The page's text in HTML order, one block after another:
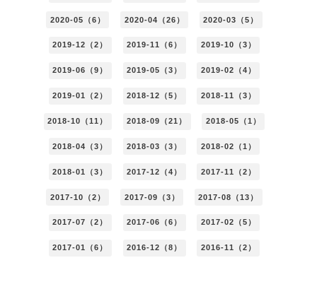
2020-05（6） 2020-04（26） 2020-03（5）
2019-12（2） 2019-11（6） 2019-10（3）
2019-06（9） 2019-05（3） 2019-02（4）
2019-01（2） 2018-12（5） 2018-11（3）
2018-10（11） 2018-09（21） 2018-05（1）
2018-04（3） 2018-03（3） 2018-02（1）
2018-01（3） 2017-12（4） 2017-11（2）
2017-10（2） 2017-09（3） 2017-08（13）
2017-07（2） 2017-06（6） 2017-02（5）
2017-01（6） 2016-12（8） 2016-11（2）